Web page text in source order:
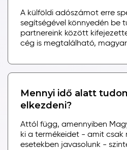
A külföldi adószámot erre
segítségével könnyedén be
partnereink között
cég is megtalálható, magyar
Mennyi idő alatt
elkezdeni?
Attól függ, amennyiben
ki a termékeidet - amit csak
esetekben javasolunk -